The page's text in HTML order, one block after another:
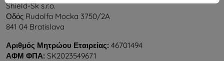
Shield-Sk s.r.o.
Οδός Rudolfa Mocka 3750/2A
841 04 Bratislava
Αριθμός Μητρώου Εταιρείας: 46701494
ΑΦΜ ΦΠΑ: SK2023549671